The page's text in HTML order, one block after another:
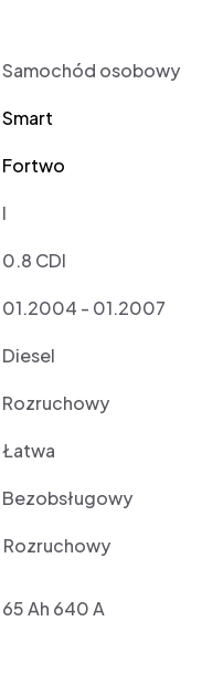
Samochód osobowy
Smart
Fortwo
I
0.8 CDI
01.2004 - 01.2007
Diesel
Rozruchowy
Łatwa
Bezobsługowy
Rozruchowy
65 Ah 640 A